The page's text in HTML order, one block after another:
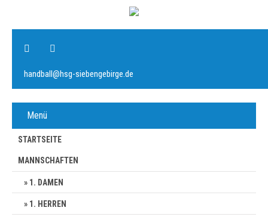
handball@hsg-siebengebirge.de
Menü
STARTSEITE
MANNSCHAFTEN
1. DAMEN
1. HERREN